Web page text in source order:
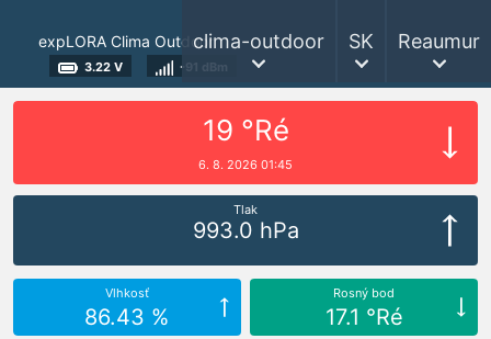
expLORA Clima Outdoor
3.22 V -91 dBm
clima-outdoor SK Reaumur
19 °Ré
6. 8. 2026 01:45
Tlak
993.0 hPa
Vlhkosť
86.43 %
Rosný bod
17.1 °Ré